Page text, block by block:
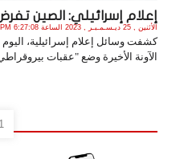
إعلام إسرائيلي: الصين
الأثنين , 25 ديـسـمـبـر , 2023 الساعة 6:27:08 PM
كشفت وسائل إعلام إسرائيلية، اليوم
الآونة الأخيرة وضع "عقبات
1